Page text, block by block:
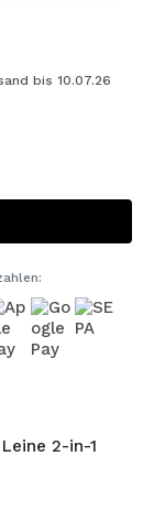
bis 10.07.26
2-in-1